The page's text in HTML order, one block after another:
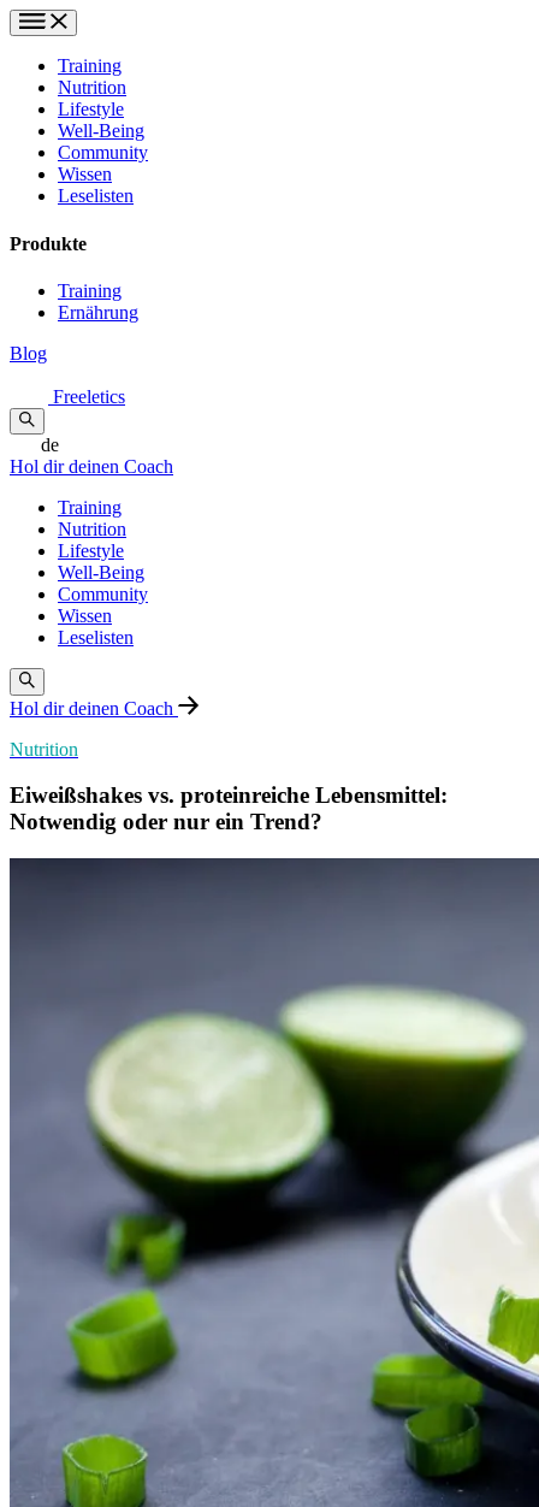
Training
Nutrition
Lifestyle
Well-Being
Community
Wissen
Leselisten
Produkte
Training
Ernährung
Blog
Freeletics
de
Hol dir deinen Coach
Training
Nutrition
Lifestyle
Well-Being
Community
Wissen
Leselisten
Hol dir deinen Coach
Nutrition
Eiweißshakes vs. proteinreiche Lebensmittel:
Notwendig oder nur ein Trend?